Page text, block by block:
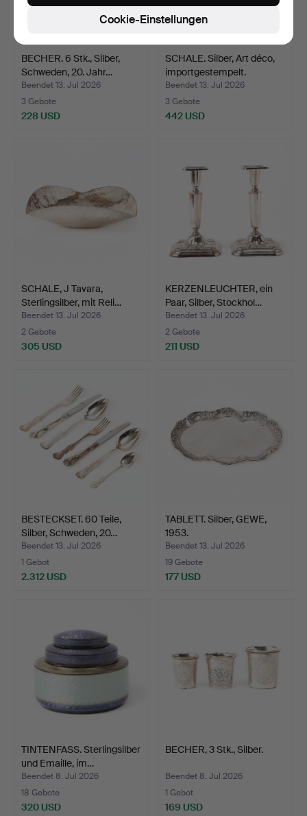
BECHER. 6 Stk., Silber,
Schweden, 20. Jahr…
Beendet 13. Jul 2026
3 Gebote
228 USD
SCHALE. Silber, Art déco,
importgestempelt.
Beendet 13. Jul 2026
3 Gebote
442 USD
SCHALE, J Tavara,
Sterlingsilber, mit Reli…
Beendet 13. Jul 2026
2 Gebote
305 USD
KERZENLEUCHTER, ein
Paar, Silber, Stockhol…
Beendet 13. Jul 2026
2 Gebote
211 USD
BESTECKSET. 60 Teile,
Silber, Schweden, 20…
Beendet 13. Jul 2026
1 Gebot
2.312 USD
TABLETT. Silber, GEWE,
1953.
Beendet 13. Jul 2026
19 Gebote
177 USD
TINTENFASS. Sterlingsilber
und Emaille, im…
Beendet 8. Jul 2026
18 Gebote
320 USD
BECHER, 3 Stk., Silber.
Beendet 8. Jul 2026
1 Gebot
169 USD
Cookie-Einstellungen